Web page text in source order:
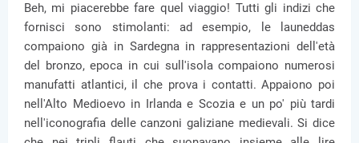
Beh, mi piacerebbe fare quel viaggio! Tutti gli indizi che
fornisci sono stimolanti: ad esempio, le launeddas
compaiono già in Sardegna in rappresentazioni dell'età
del bronzo, epoca in cui sull'isola compaiono numerosi
manufatti atlantici, il che prova i contatti. Appaiono poi
nell'Alto Medioevo in Irlanda e Scozia e un po' più tardi
nell'iconografia delle canzoni galiziane medievali. Si dice